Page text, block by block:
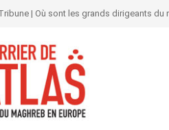
| Où sont les grands dirigeants du